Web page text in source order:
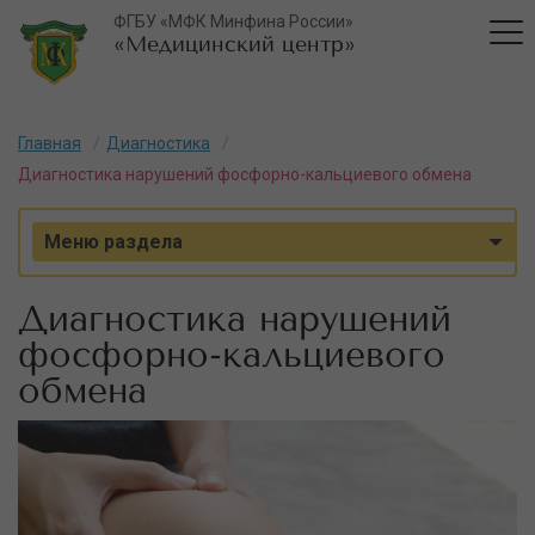
ФГБУ «МФК Минфина России»
«Медицинский центр»
Главная
Диагностика
Диагностика нарушений фосфорно-кальциевого обмена
Меню раздела
Диагностика нарушений
фосфорно-кальциевого
обмена